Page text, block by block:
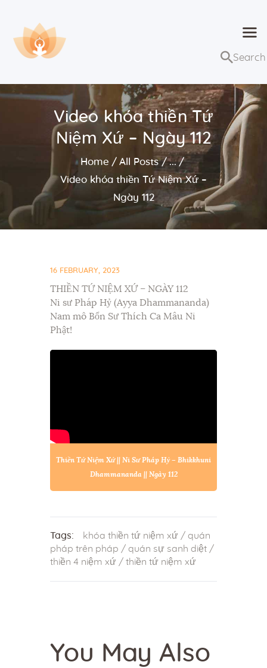
Video khóa thiền Tứ
Niệm Xứ – Ngày 112
Home All Posts
...
Video khóa thiền Tứ Niệm Xứ –
Ngày 112
Trang chủ
Bài giảng
Lớp học và sự kiện
Về Dhammaduta
16 FEBRUARY, 2023
THIỀN TỨ NIỆM XỨ – NGÀY 112
Ni sư Pháp Hỷ (Ayya Dhammananda)
Nam mô Bổn Sư Thích Ca Mâu Ni
Phật!
Thiền Tứ Niệm Xứ || Ni Sư Pháp Hỷ – Bhikkhuni
Dhammananda || Ngày 112
Tags: khóa thiền tứ niệm xứ/ quán
pháp trên pháp / quán sự sanh diệt /
thiền 4 niệm xứ / thiền tứ niệm xứ
You May Also